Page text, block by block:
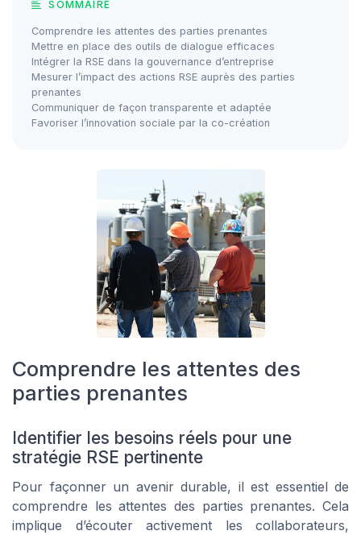
SOMMAIRE
Comprendre les attentes des parties prenantes
Mettre en place des outils de dialogue efficaces
Intégrer la RSE dans la gouvernance d’entreprise
Mesurer l’impact des actions RSE auprès des parties
prenantes
Communiquer de façon transparente et adaptée
Favoriser l’innovation sociale par la co-création
Comprendre les attentes des
parties prenantes
Identifier les besoins réels pour une
stratégie RSE pertinente
Pour façonner un avenir durable, il est essentiel de
comprendre les attentes des parties prenantes. Cela
implique d’écouter activement les collaborateurs,